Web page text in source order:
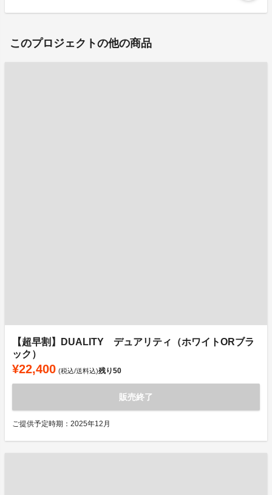
このプロジェクトの他の商品
【超早割】DUALITY デュアリティ（ホワイトORブラ
ック）
¥22,400 (税込/送料込)残り50
販売終了
ご提供予定時期：2025年12月